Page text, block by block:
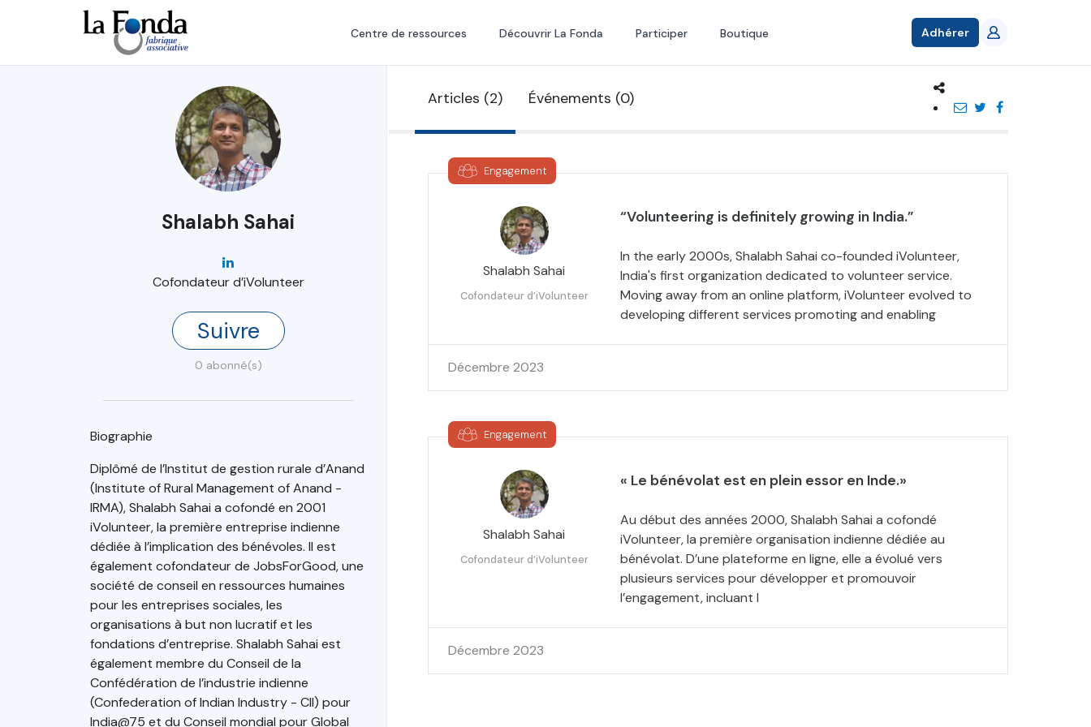
principal
Centre de ressources Découvrir La Fonda Participer Boutique Adhérer
Shalabh Sahai
Cofondateur d’iVolunteer
Suivre
0 abonné(s)
Biographie
Diplômé de l’Institut de gestion rurale d’Anand
(Institute of Rural Management of Anand -
IRMA), Shalabh Sahai a cofondé en 2001
iVolunteer, la première entreprise indienne
dédiée à l’implication des bénévoles. Il est
également cofondateur de JobsForGood, une
société de conseil en ressources humaines
pour les entreprises sociales, les
organisations à but non lucratif et les
fondations d’entreprise. Shalabh Sahai est
également membre du Conseil de la
Confédération de l’industrie indienne
(Confederation of Indian Industry - CII) pour
India@75 et du Conseil mondial pour Global
Articles (2) Événements (0)
Engagement
Shalabh Sahai
Cofondateur d’iVolunteer
“Volunteering is definitely growing in India.”
In the early 2000s, Shalabh Sahai co-founded iVolunteer,
India's first organization dedicated to volunteer service.
Moving away from an online platform, iVolunteer evolved to
developing different services promoting and enabling
Décembre 2023
Engagement
Shalabh Sahai
Cofondateur d’iVolunteer
« Le bénévolat est en plein essor en Inde.»
Au début des années 2000, Shalabh Sahai a cofondé
iVolunteer, la première organisation indienne dédiée au
bénévolat. D’une plateforme en ligne, elle a évolué vers
plusieurs services pour développer et promouvoir
l’engagement, incluant l
Décembre 2023